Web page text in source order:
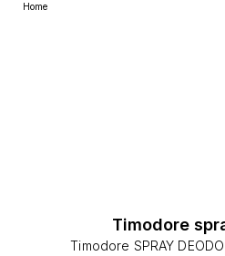
Home
Timodore
Timodore SPRAY